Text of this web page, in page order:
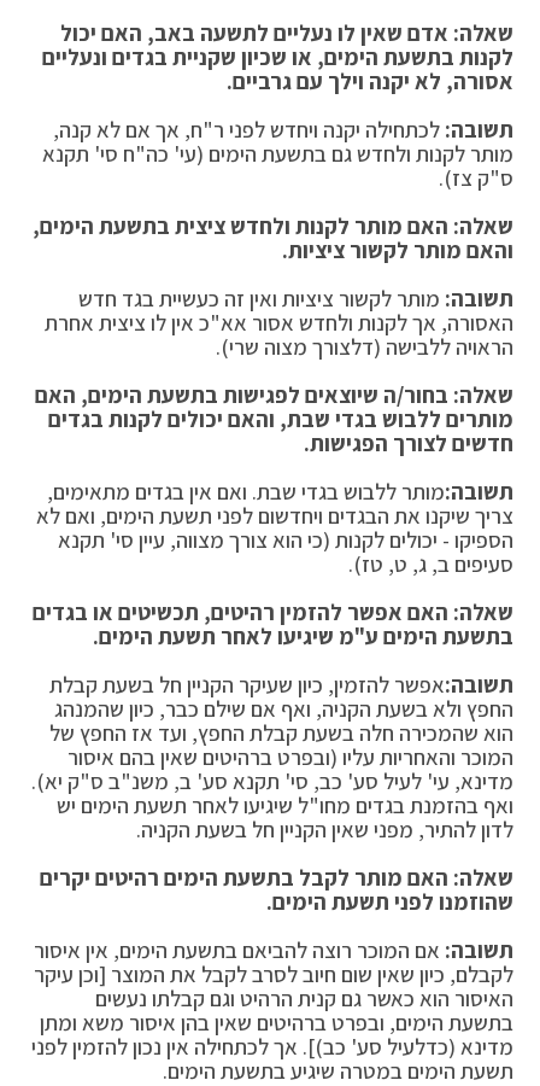
שאלה: אדם שאין לו נעליים לתשעה באב, האם יכול
לקנות בתשעת הימים, או שכיון שקניית בגדים ונעליים
אסורה, לא יקנה וילך עם גרביים.
תשובה: לכתחילה יקנה ויחדש לפני ר"ח, אך אם לא קנה,
מותר לקנות ולחדש גם בתשעת הימים (עי' כה"ח סי' תקנא
ס"ק צז).
שאלה: האם מותר לקנות ולחדש ציצית בתשעת הימים,
והאם מותר לקשור ציציות.
תשובה: מותר לקשור ציציות ואין זה כעשיית בגד חדש
האסורה, אך לקנות ולחדש אסור אא"כ אין לו ציצית אחרת
הראויה ללבישה (דלצורך מצוה שרי).
שאלה: בחור/ה שיוצאים לפגישות בתשעת הימים, האם
מותרים ללבוש בגדי שבת, והאם יכולים לקנות בגדים
חדשים לצורך הפגישות.
תשובה:מותר ללבוש בגדי שבת. ואם אין בגדים מתאימים,
צריך שיקנו את הבגדים ויחדשום לפני תשעת הימים, ואם לא
הספיקו - יכולים לקנות (כי הוא צורך מצווה, עיין סי' תקנא
סעיפים ב, ג, ט, טז).
שאלה: האם אפשר להזמין רהיטים, תכשיטים או בגדים
בתשעת הימים ע"מ שיגיעו לאחר תשעת הימים.
תשובה:אפשר להזמין, כיון שעיקר הקניין חל בשעת קבלת
החפץ ולא בשעת הקניה, ואף אם שילם כבר, כיון שהמנהג
הוא שהמכירה חלה בשעת קבלת החפץ, ועד אז החפץ של
המוכר והאחריות עליו (ובפרט ברהיטים שאין בהם איסור
מדינא, עי' לעיל סע' כב, סי' תקנא סע' ב, משנ"ב ס"ק יא).
ואף בהזמנת בגדים מחו"ל שיגיעו לאחר תשעת הימים יש
לדון להתיר, מפני שאין הקניין חל בשעת הקניה.
שאלה: האם מותר לקבל בתשעת הימים רהיטים יקרים
שהוזמנו לפני תשעת הימים.
תשובה: אם המוכר רוצה להביאם בתשעת הימים, אין איסור
לקבלם, כיון שאין שום חיוב לסרב לקבל את המוצר [וכן עיקר
האיסור הוא כאשר גם קנית הרהיט וגם קבלתו נעשים
בתשעת הימים, ובפרט ברהיטים שאין בהן איסור משא ומתן
מדינא (כדלעיל סע' כב)]. אך לכתחילה אין נכון להזמין לפני
תשעת הימים במטרה שיגיע בתשעת הימים.